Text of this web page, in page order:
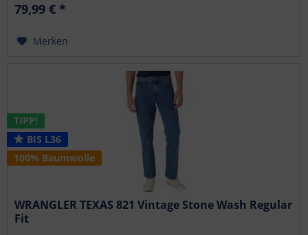
79,99 € *
Merken
TIPP!
BIS L36
100% Baumwolle
WRANGLER TEXAS 821 Vintage Stone Wash Regular
Fit